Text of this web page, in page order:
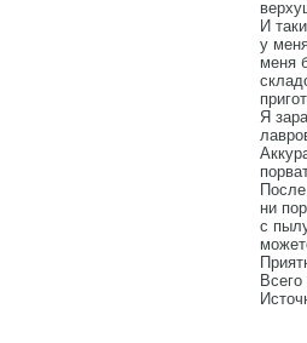
И
у
меня
Я
ни
с